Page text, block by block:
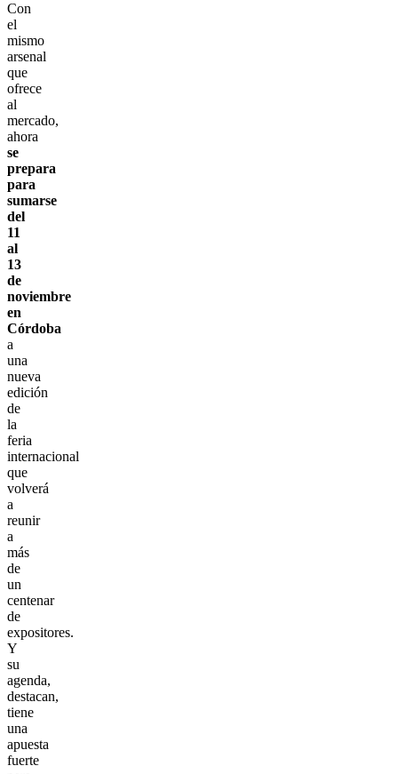
Con
el
mismo
arsenal
que
ofrece
al
mercado,
ahora
se
prepara
para
sumarse
del
11
al
13
de
noviembre
en
Córdoba
a
una
nueva
edición
de
la
feria
internacional
que
volverá
a
reunir
a
más
de
un
centenar
de
expositores.
Y
su
agenda,
destacan,
tiene
una
apuesta
fuerte